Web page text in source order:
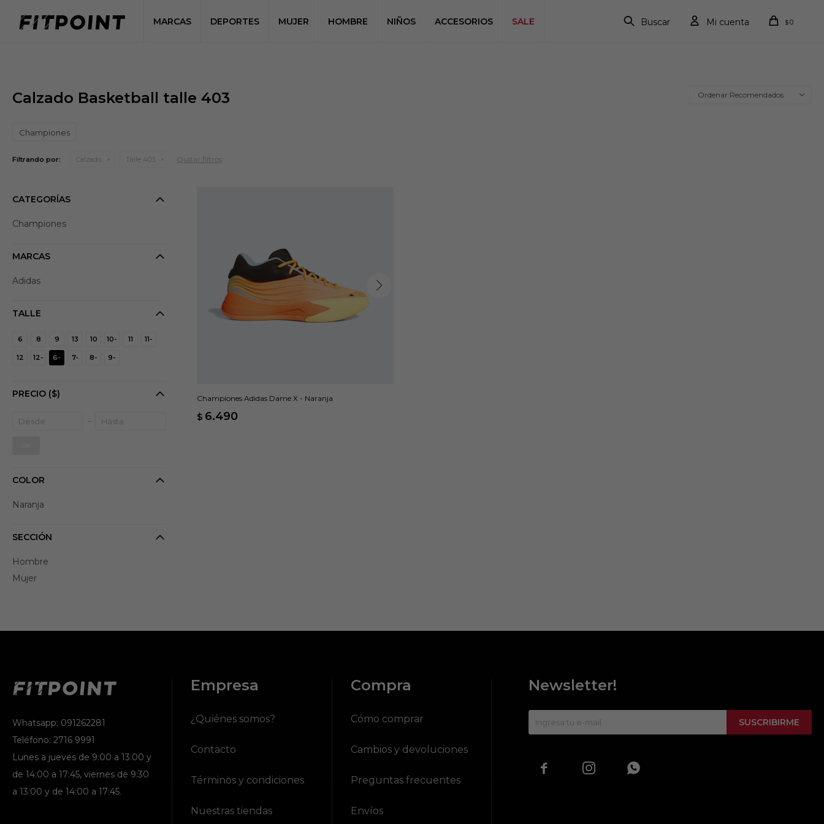
MARCAS DEPORTES MUJER HOMBRE NIÑOS ACCESORIOS SALE $0
Calzado Basketball talle 403 Recomendados
Championes
Filtrando por: Calzado Talle 403 Quitar filtros
Championes Adidas Dame X - Naranja
$ 6.490
CATEGORÍAS
Championes
MARCAS
Adidas
TALLE
6 8 9 13 10 10- 11 11-
12 12- 6- 7- 8- 9-
PRECIO ($)
COLOR
Naranja
SECCIÓN
Hombre
Mujer
Whatsapp: 091262281
Teléfono: 2716 9991
Lunes a jueves de 9:00 a 13:00 y
de 14:00 a 17:45, viernes de 9:30
a 13:00 y de 14:00 a 17:45.
Empresa
¿Quiénes somos?
Contacto
Términos y condiciones
Nuestras tiendas
Compra
Cómo comprar
Cambios y devoluciones
Preguntas frecuentes
Envíos
Newsletter!
SUSCRIBIRME
  